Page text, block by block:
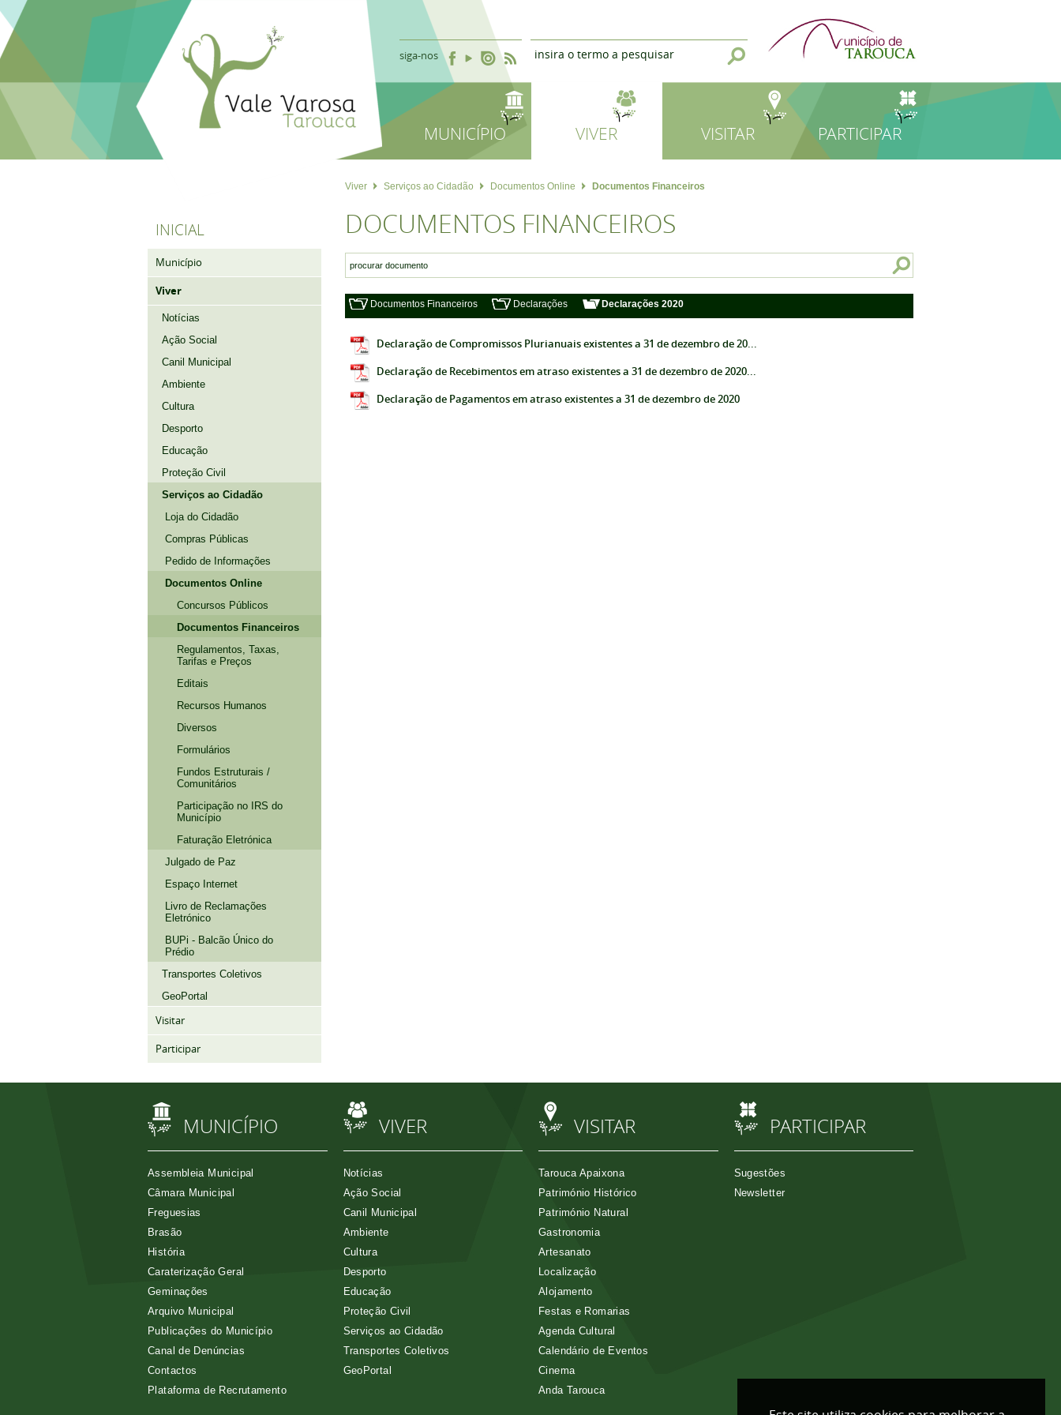
siga-nos
MUNICÍPIO VIVER VISITAR PARTICIPAR
INICIAL
Município
Viver
Notícias
Ação Social
Canil Municipal
Ambiente
Cultura
Desporto
Educação
Proteção Civil
Serviços ao Cidadão
Loja do Cidadão
Compras Públicas
Pedido de Informações
Documentos Online
Concursos Públicos
Documentos Financeiros
Regulamentos, Taxas,
Tarifas e Preços
Editais
Recursos Humanos
Diversos
Formulários
Fundos Estruturais /
Comunitários
Participação no IRS do
Município
Faturação Eletrónica
Julgado de Paz
Espaço Internet
Livro de Reclamações
Eletrónico
BUPi - Balcão Único do
Prédio
Transportes Coletivos
GeoPortal
Visitar
Participar
Viver Serviços ao Cidadão Documentos Online Documentos Financeiros
DOCUMENTOS FINANCEIROS
Documentos Financeiros Declarações Declarações 2020
Declaração de Compromissos Plurianuais existentes a 31 de dezembro de 20...
Declaração de Recebimentos em atraso existentes a 31 de dezembro de 2020...
Declaração de Pagamentos em atraso existentes a 31 de dezembro de 2020
MUNICÍPIO
Assembleia Municipal
Câmara Municipal
Freguesias
Brasão
História
Caraterização Geral
Geminações
Arquivo Municipal
Publicações do Município
Canal de Denúncias
Contactos
Plataforma de Recrutamento
VIVER
Notícias
Ação Social
Canil Municipal
Ambiente
Cultura
Desporto
Educação
Proteção Civil
Serviços ao Cidadão
Transportes Coletivos
GeoPortal
VISITAR
Tarouca Apaixona
Património Histórico
Património Natural
Gastronomia
Artesanato
Localização
Alojamento
Festas e Romarias
Agenda Cultural
Calendário de Eventos
Cinema
Anda Tarouca
PARTICIPAR
Sugestões
Newsletter